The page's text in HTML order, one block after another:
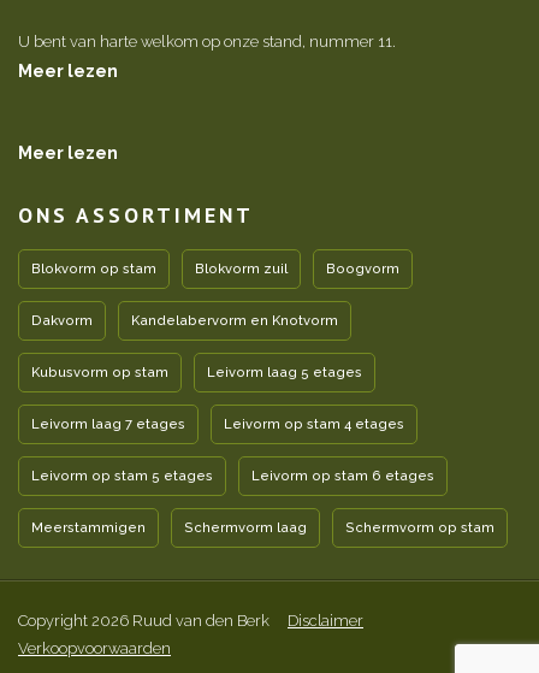
U bent van harte welkom op onze stand, nummer 11.
Meer lezen
Meer lezen
ONS ASSORTIMENT
Blokvorm op stam Blokvorm zuil Boogvorm
Dakvorm Kandelabervorm en Knotvorm
Kubusvorm op stam Leivorm laag 5 etages
Leivorm laag 7 etages Leivorm op stam 4 etages
Leivorm op stam 5 etages Leivorm op stam 6 etages
Meerstammigen Schermvorm laag Schermvorm op stam
Copyright 2026 Ruud van den Berk
Disclaimer
Verkoopvoorwaarden